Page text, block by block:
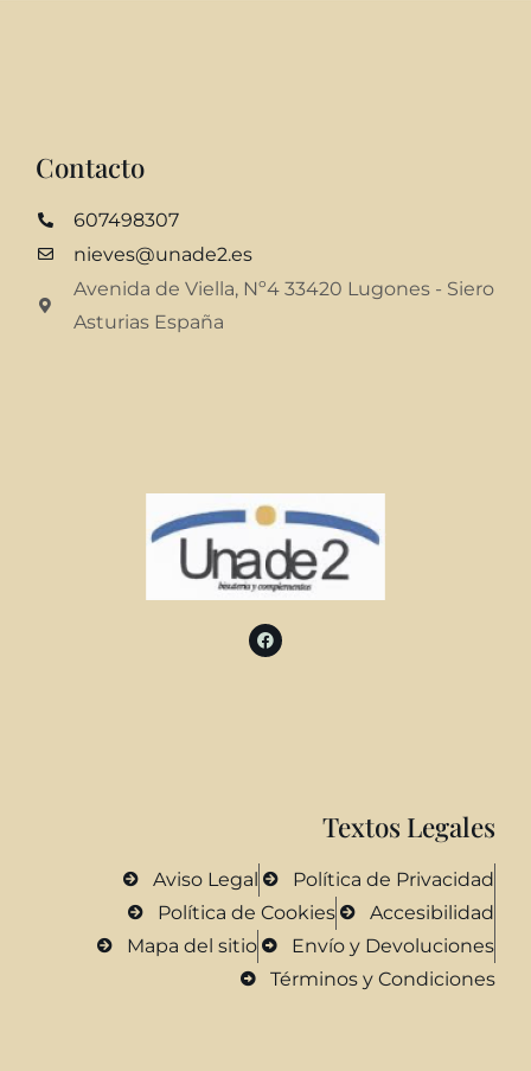
Contacto
607498307
nieves@unade2.es
Avenida de Viella, Nº4 33420 Lugones - Siero
Asturias España
Textos Legales
Aviso Legal
Política de Privacidad
Política de Cookies
Accesibilidad
Mapa del sitio
Envío y Devoluciones
Términos y Condiciones